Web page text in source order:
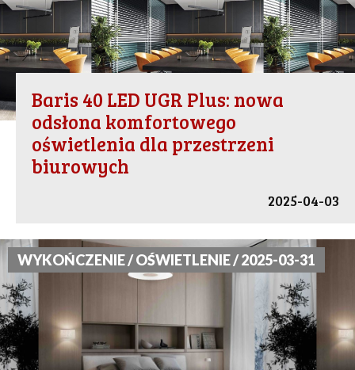
Baris 40 LED UGR Plus: nowa
odsłona komfortowego
oświetlenia dla przestrzeni
biurowych
2025-04-03
WYKOŃCZENIE / OŚWIETLENIE / 2025-03-31